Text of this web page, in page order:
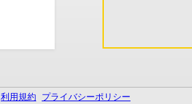
利用規約
プライバシーポリシー